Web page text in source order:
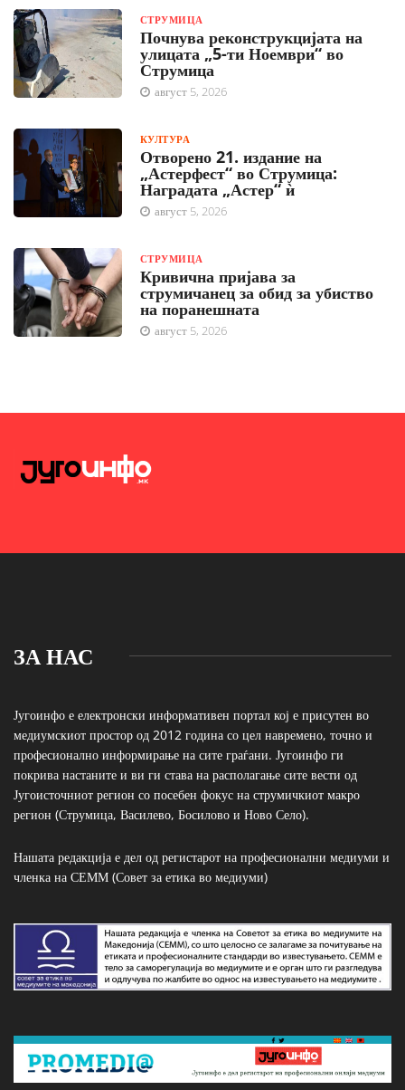
СТРУМИЦА
Почнува реконструкцијата на
улицата „5-ти Ноември“ во
Струмица
август 5, 2026
КУЛТУРА
Отворено 21. издание на
„Астерфест“ во Струмица:
Наградата „Астер“ ѝ
август 5, 2026
СТРУМИЦА
Кривична пријава за
струмичанец за обид за убиство
на поранешната
август 5, 2026
ЗА НАС
Југоинфо е електронски информативен портал кој е присутен во
медиумскиот простор од 2012 година со цел навремено, точно и
професионално информирање на сите граѓани. Југоинфо ги
покрива настаните и ви ги става на располагање сите вести од
Југоисточниот регион со посебен фокус на струмичкиот макро
регион (Струмица, Василево, Босилово и Ново Село).
Нашата редакција е дел од регистарот на професионални медиуми и
членка на СЕММ (Совет за етика во медиуми)